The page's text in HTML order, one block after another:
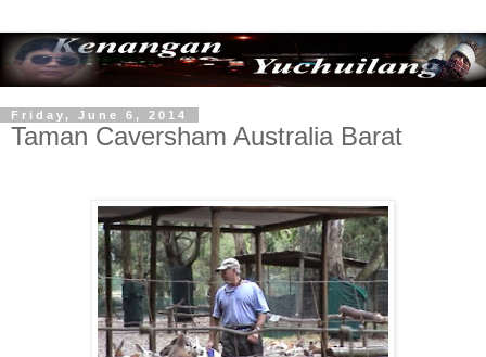
Friday, June 6, 2014
Taman Caversham Australia Barat